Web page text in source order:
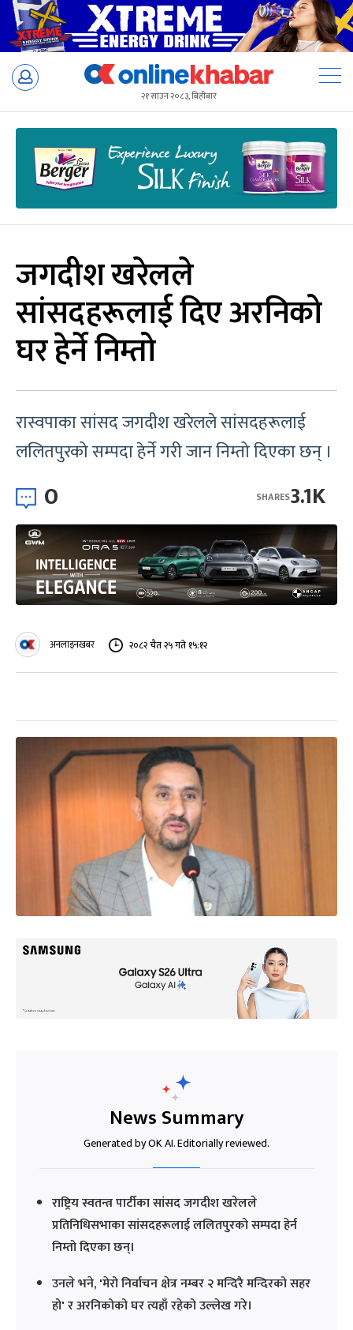
Skip
२१ साउन २०८३, बिहीबार
जगदीश खरेलले
सांसदहरूलाई दिए अरनिको
घर हेर्ने निम्तो
रास्वपाका सांसद जगदीश खरेलले सांसदहरूलाई
ललितपुरको सम्पदा हेर्ने गरी जान निम्तो दिएका छन् ।
0 3.1K
SHARES
अनलाइनखबर २०८२ चैत २५ गते १५:१२
News Summary
Generated by OK AI. Editorially reviewed.
राष्ट्रिय स्वतन्त्र पार्टीका सांसद जगदीश खरेलले
प्रतिनिधिसभाका सांसदहरूलाई ललितपुरको सम्पदा हेर्न
निम्तो दिएका छन्।
उनले भने, 'मेरो निर्वाचन क्षेत्र नम्बर २ मन्दिरै मन्दिरको सहर
हो' र अरनिकोको घर त्यहाँ रहेको उल्लेख गरे।